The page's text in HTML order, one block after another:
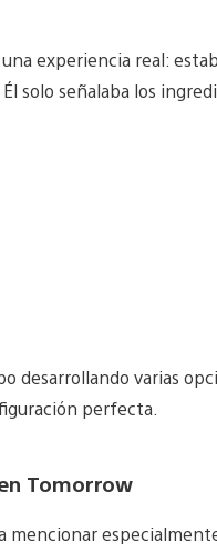
experiencia real:
solo señalaba los
desarrollando varias
perfecta.
Tomorrow
mencionar